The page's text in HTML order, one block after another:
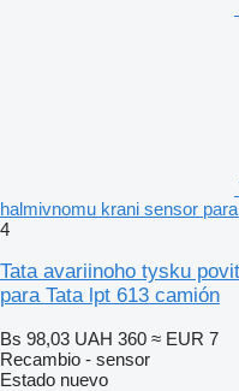
halmivnomu krani sensor
4
Tata avariinoho tysku
para Tata lpt 613 camión
Bs 98,03 UAH 360 ≈ EUR 7
Recambio - sensor
Estado nuevo